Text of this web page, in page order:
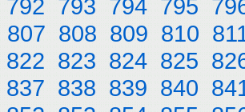
792 793 794 795
807 808 809 810
822 823 824 825
837 838 839 840